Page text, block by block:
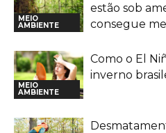
MEIO
AMBIENTE
estão sob
consegue
MEIO
AMBIENTE
Como o El
inverno